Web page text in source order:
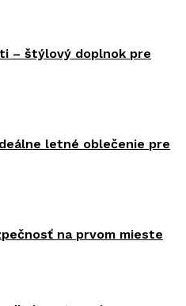
– štýlový doplnok pre
letné oblečenie pre
na prvom mieste